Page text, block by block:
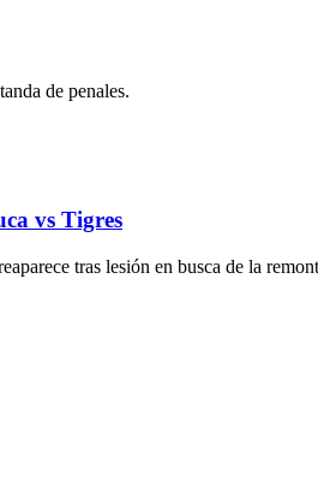
de penales.
vs Tigres
tras lesión en busca de la